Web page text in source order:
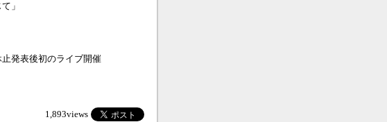
」
発表後初のライブ開催
1,893views